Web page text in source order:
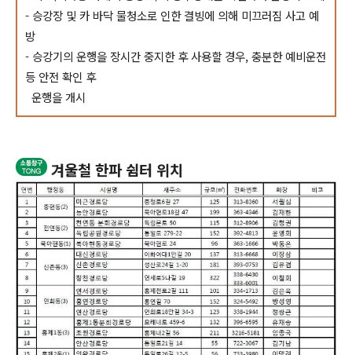
- 승강장 및 카 바닥 물청소로 인한 결빙에 의해 미끄러짐 사고 예
방
- 승강기의 운행을 장시간 중지한 후 사용할 경우, 충분한 예비운전
등 안전 확인 후
운행을 개시
겨울철 한파 쉼터 위치